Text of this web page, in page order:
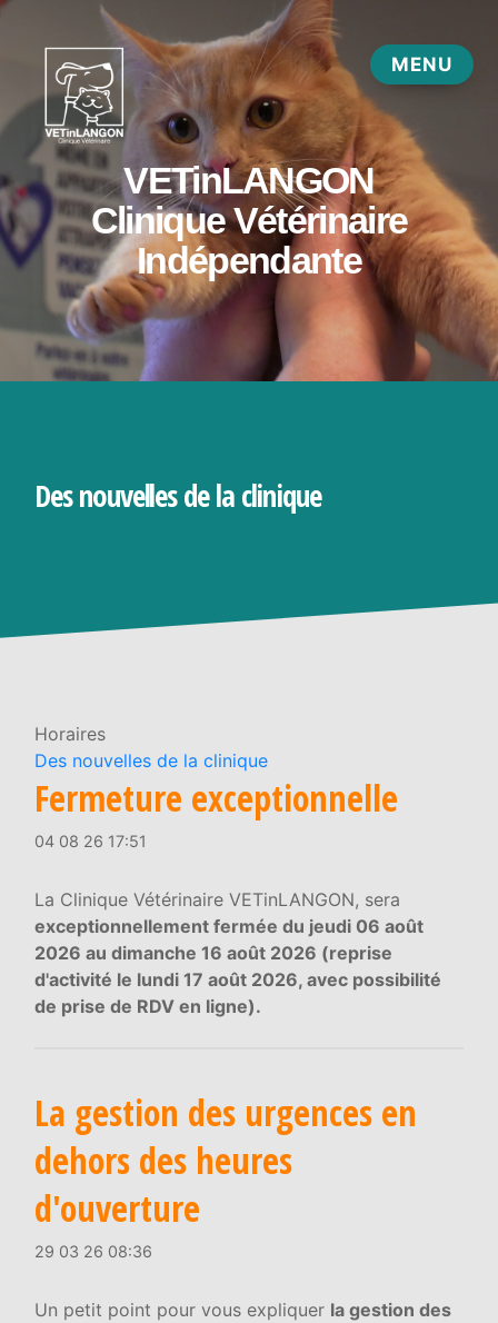
Des nouvelles de la clinique
Horaires
Des nouvelles de la clinique
Fermeture exceptionnelle
04 08 26 17:51
La Clinique Vétérinaire VETinLANGON, sera
exceptionnellement fermée du jeudi 06 août
2026 au dimanche 16 août 2026 (reprise
d'activité le lundi 17 août 2026, avec possibilité
de prise de RDV en ligne).
La gestion des urgences en
dehors des heures
d'ouverture
29 03 26 08:36
Un petit point pour vous expliquer la gestion des